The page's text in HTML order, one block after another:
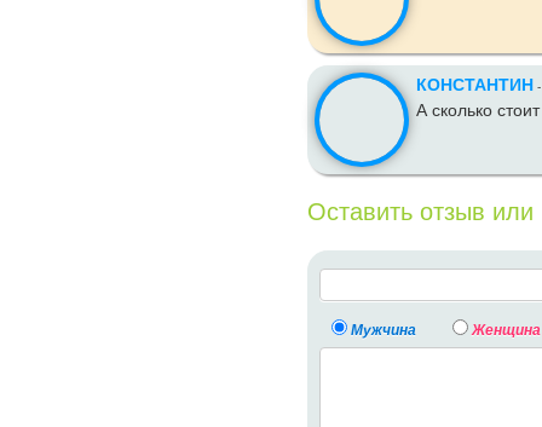
КОНСТАНТИН
А сколько
Оставить отзыв
Мужчина Женщина